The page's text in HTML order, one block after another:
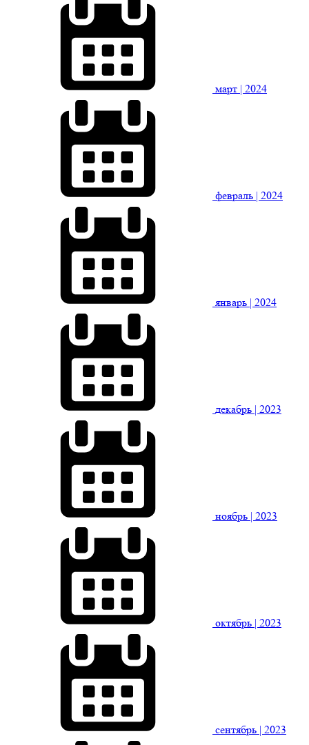
март | 2024
февраль | 2024
январь | 2024
декабрь | 2023
ноябрь | 2023
октябрь | 2023
сентябрь | 2023